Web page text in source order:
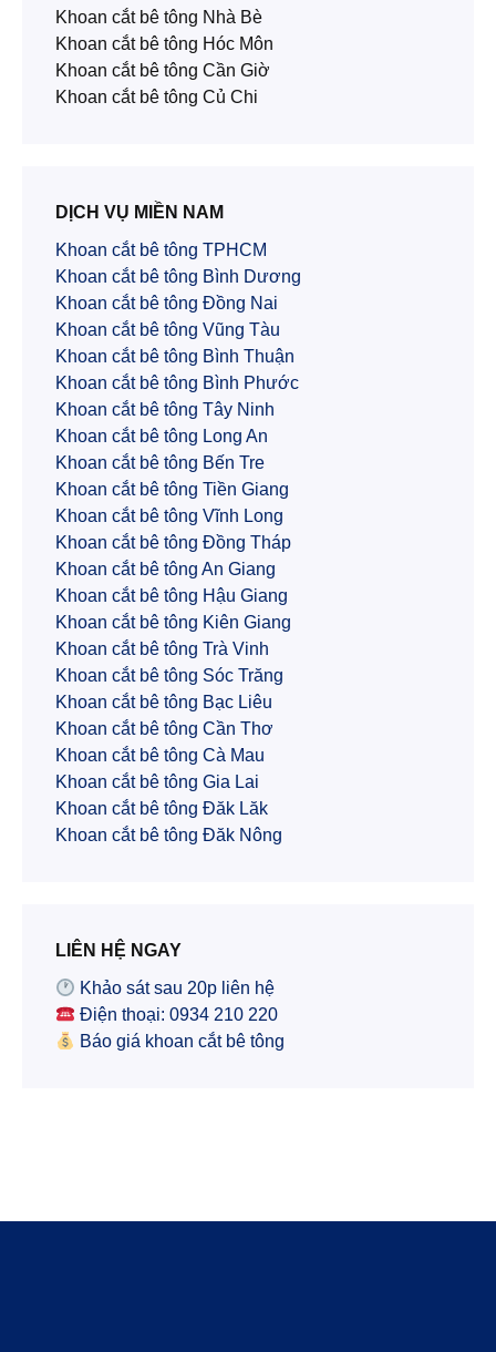
Khoan cắt bê tông Nhà Bè
Khoan cắt bê tông Hóc Môn
Khoan cắt bê tông Cần Giờ
Khoan cắt bê tông Củ Chi
DỊCH VỤ MIỀN NAM
Khoan cắt bê tông TPHCM
Khoan cắt bê tông Bình Dương
Khoan cắt bê tông Đồng Nai
Khoan cắt bê tông Vũng Tàu
Khoan cắt bê tông Bình Thuận
Khoan cắt bê tông Bình Phước
Khoan cắt bê tông Tây Ninh
Khoan cắt bê tông Long An
Khoan cắt bê tông Bến Tre
Khoan cắt bê tông Tiền Giang
Khoan cắt bê tông Vĩnh Long
Khoan cắt bê tông Đồng Tháp
Khoan cắt bê tông An Giang
Khoan cắt bê tông Hậu Giang
Khoan cắt bê tông Kiên Giang
Khoan cắt bê tông Trà Vinh
Khoan cắt bê tông Sóc Trăng
Khoan cắt bê tông Bạc Liêu
Khoan cắt bê tông Cần Thơ
Khoan cắt bê tông Cà Mau
Khoan cắt bê tông Gia Lai
Khoan cắt bê tông Đăk Lăk
Khoan cắt bê tông Đăk Nông
LIÊN HỆ NGAY
Khảo sát sau 20p liên hệ
Điện thoại: 0934 210 220
Báo giá khoan cắt bê tông